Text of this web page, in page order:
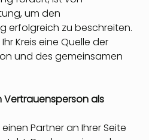
um den
erfolgreich zu beschreiten.
Kreis eine Quelle der
und des gemeinsamen
Vertrauensperson als
Partner an Ihrer Seite